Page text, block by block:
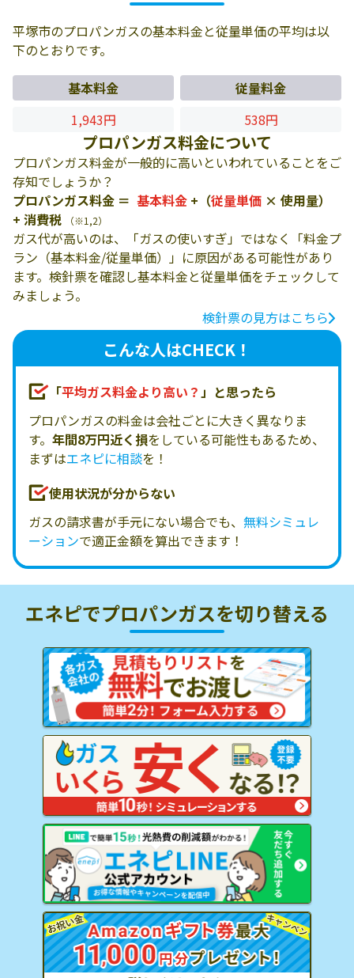
平塚市のプロパンガスの基本料金と従量単価の平均は以
下のとおりです。
基本料金
従量料金
1,943円
538円
プロパンガス料金について
プロパンガス料金が一般的に高いといわれていることをご
存知でしょうか？
プロパンガス料金 ＝ 基本料金 +（従量単価 × 使用量）
+ 消費税
（※1,2）
ガス代が高いのは、「ガスの使いすぎ」ではなく「料金プ
ラン（基本料金/従量単価）」に原因がある可能性があり
ます。検針票を確認し基本料金と従量単価をチェックして
みましょう。
検針票の見方はこちら
こんな人はCHECK！
「平均ガス料金より高い？」と思ったら
プロパンガスの料金は会社ごとに大きく異なりま
す。 年間8万円近く損をしている可能性もあるため、
まずはエネピに相談を！
使用状況が分からない
ガスの請求書が手元にない場合でも、 無料シミュレ
ーションで適正金額を算出できます！
エネピでプロパンガスを切り替える